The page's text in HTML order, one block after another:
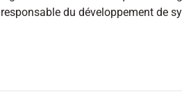
responsable du développement de